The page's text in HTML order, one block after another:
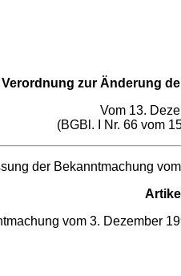
zur Änderung
Vom 13.
(BGBl. I Nr. 66 vom
der Bekanntmachung
vom 3. Dezember